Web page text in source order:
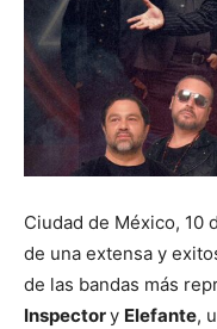
Ciudad de México, 10
de una extensa y
de las bandas más
Inspectory Elefante,